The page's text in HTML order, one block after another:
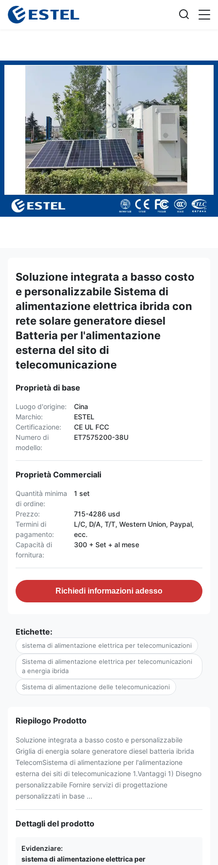
Soluzione integrata a basso costo
e personalizzabile Sistema di
alimentazione elettrica ibrida con
rete solare generatore diesel
Batteria per l'alimentazione
esterna del sito di
telecomunicazione
Proprietà di base
Luogo d'origine:
Cina
Marchio:
ESTEL
Certificazione:
CE UL FCC
Numero di
modello:
ET7575200-38U
Proprietà Commerciali
Quantità minima
di ordine:
1 set
Prezzo:
715-4286 usd
Termini di
pagamento:
L/C, D/A, T/T, Western Union, Paypal,
ecc.
Capacità di
fornitura:
300 + Set + al mese
Richiedi informazioni adesso
Etichette:
sistema di alimentazione elettrica per telecomunicazioni
Sistema di alimentazione elettrica per telecomunicazioni
a energia ibrida
Sistema di alimentazione delle telecomunicazioni
Riepilogo Prodotto
Soluzione integrata a basso costo e personalizzabile
Griglia di energia solare generatore diesel batteria ibrida
TelecomSistema di alimentazione per l'alimentazione
esterna dei siti di telecomunicazione 1.Vantaggi 1) Disegno
personalizzabile Fornire servizi di progettazione
personalizzati in base ...
Dettagli del prodotto
Evidenziare:
sistema di alimentazione elettrica per